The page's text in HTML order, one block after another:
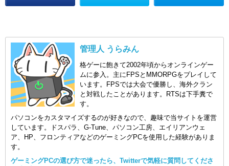
管理人 うらみん
格ゲーに飽きて2002年頃からオンラインゲー
ムに参入。主にFPSとMMORPGをプレイして
います。FPSでは大会で優勝し、海外クラン
と対戦したことがあります。RTSは下手糞で
す。
パソコンをカスタマイズするのが好きなので、趣味で当サイトを運営
しています。ドスパラ、G-Tune、パソコン工房、エイリアンウェ
ア、HP、フロンティアなどのゲーミングPCを使用した経験がありま
す。
ゲーミングPCの選び方で迷ったら、Twitterで気軽に質問してくださ